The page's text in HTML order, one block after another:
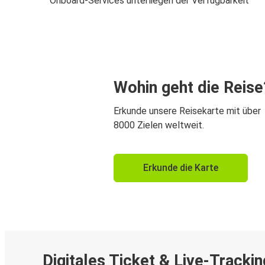
Wohin geht die
Erkunde unsere Reisekarte mit über
8000 Zielen weltweit.
Erkunde die Karte
Digitales Ticket & Live-